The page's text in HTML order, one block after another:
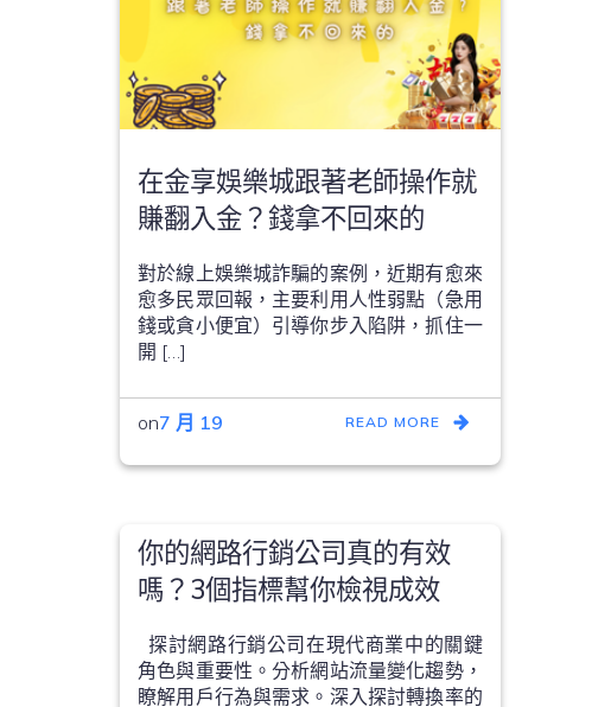
在金享娛樂城跟著老師操作就
賺翻入金？錢拿不回來的
對於線上娛樂城詐騙的案例，近期有愈來
愈多民眾回報，主要利用人性弱點（急用
錢或貪小便宜）引導你步入陷阱，抓住一
開 […]
on7 月 19 READ MORE
你的網路行銷公司真的有效
嗎？3個指標幫你檢視成效
探討網路行銷公司在現代商業中的關鍵
角色與重要性。分析網站流量變化趨勢，
瞭解用戶行為與需求。深入探討轉換率的